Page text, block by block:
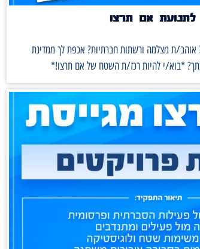
אם תרצו
ת מצלמה ורשתות חברתיות? אכפת לך ממדינת
*בוא/י להיות רכז/ת השטח של אם תרצו!*